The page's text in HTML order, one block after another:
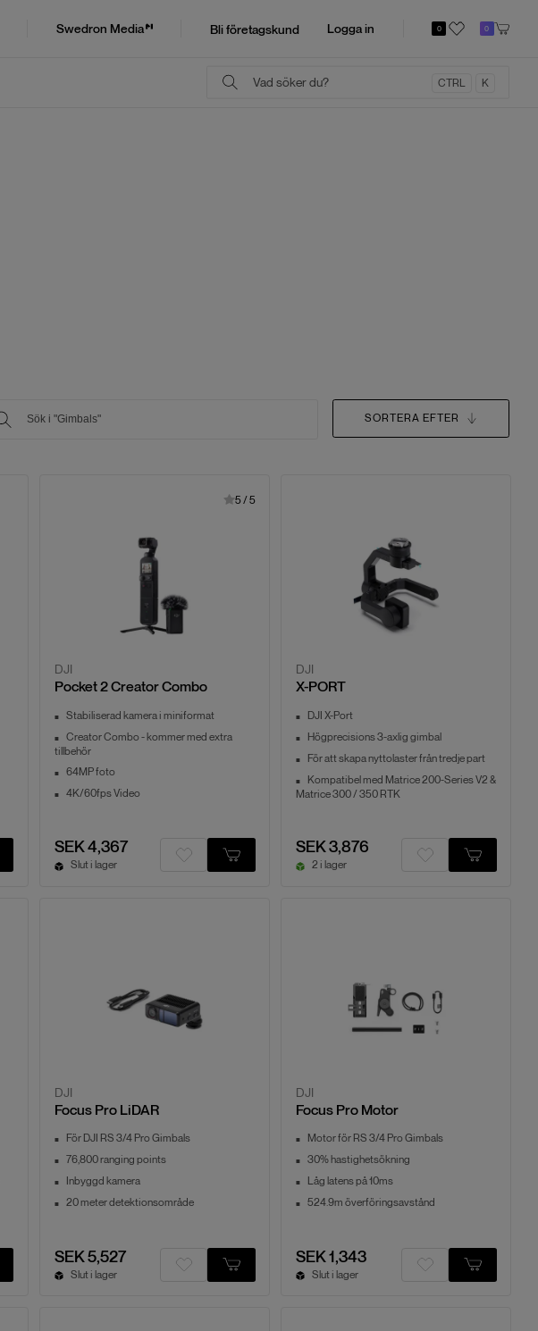
Swedron Media Bli företagskund Logga in 0 0
CTRL K
SORTERA EFTER
5 /5
DJI
Pocket 2 Creator Combo
Stabiliserad kamera i miniformat
Creator Combo - kommer med extra
tillbehör
64MP foto
4K/60fps Video
SEK 4,367
Slut i lager
DJI
X-PORT
DJI X-Port
Högprecisions 3-axlig gimbal
För att skapa nyttolaster från tredje part
Kompatibel med Matrice 200-Series V2 &
Matrice 300 / 350 RTK
SEK 3,876
2 i lager
DJI
Focus Pro LiDAR
För DJI RS 3/4 Pro Gimbals
76,800 ranging points
Inbyggd kamera
20 meter detektionsområde
SEK 5,527
Slut i lager
DJI
Focus Pro Motor
Motor för RS 3/4 Pro Gimbals
30% hastighetsökning
Låg latens på 10ms
524.9m överföringsavstånd
SEK 1,343
Slut i lager